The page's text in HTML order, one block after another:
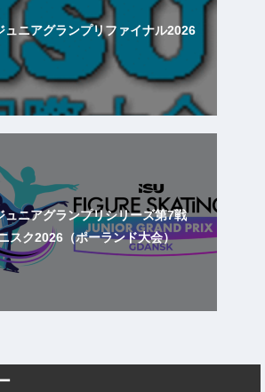
ュニアグランプリファイナル2026
ュニアグランプリシリーズ第7戦
スク2026（ポーランド大会）